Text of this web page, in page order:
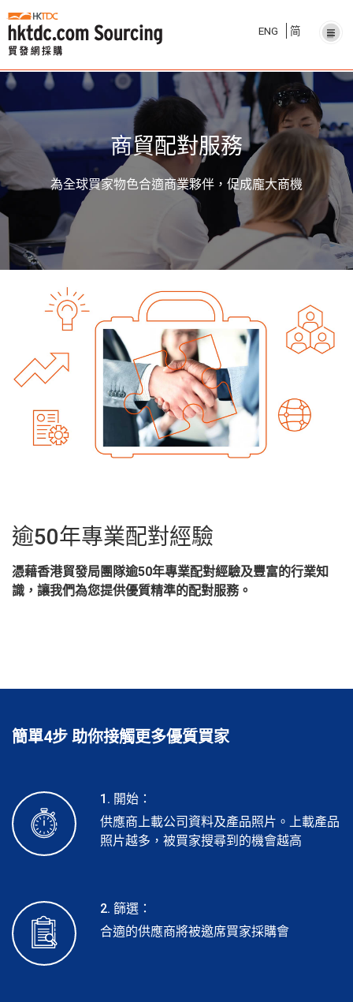
ENG 简
商貿配對服務
為全球買家物色合適商業夥伴，促成龐大商機
逾50年專業配對經驗
憑藉香港貿發局團隊逾50年專業配對經驗及豐富的行業知
識，讓我們為您提供優質精準的配對服務。
簡單4步 助你接觸更多優質買家
1. 開始：
供應商上載公司資料及產品照片。上載產品
照片越多，被買家搜尋到的機會越高
2. 篩選：
合適的供應商將被邀席買家採購會